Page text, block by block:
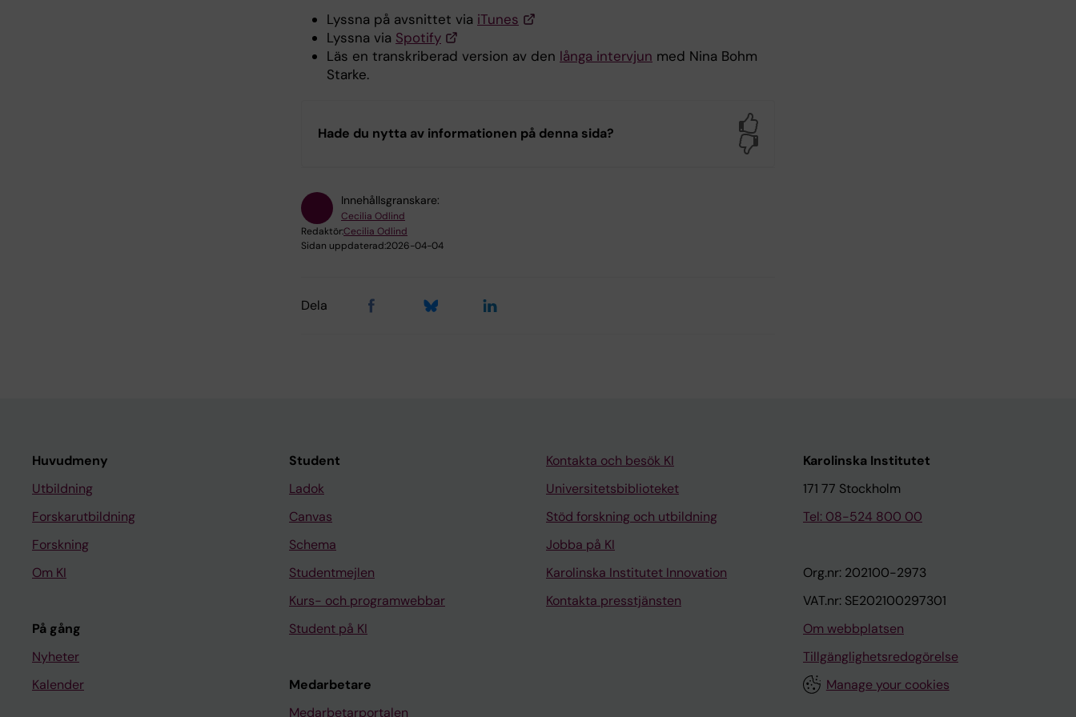
Lyssna på avsnittet via iTunes
Lyssna via Spotify
Läs en transkriberad version av den långa intervjun med Nina Bohm
Starke.
Hade du nytta av informationen på denna sida?
Innehållsgranskare:
Cecilia Odlind
Redaktör:Cecilia Odlind
Sidan uppdaterad:2026-04-04
Dela
Huvudmeny
Utbildning
Forskarutbildning
Forskning
Om KI
På gång
Nyheter
Kalender
Student
Ladok
Canvas
Schema
Studentmejlen
Kurs- och programwebbar
Student på KI
Medarbetare
Medarbetarportalen
Kontakta och besök KI
Universitetsbiblioteket
Stöd forskning och utbildning
Jobba på KI
Karolinska Institutet Innovation
Kontakta presstjänsten
Karolinska Institutet
171 77 Stockholm
Tel: 08-524 800 00
Org.nr: 202100-2973
VAT.nr: SE202100297301
Om webbplatsen
Tillgänglighetsredogörelse
Manage your cookies